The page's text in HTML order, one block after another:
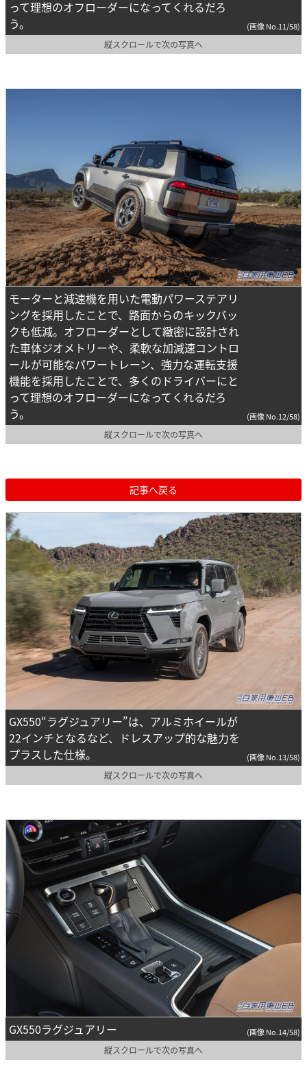
って理想のオフローダーになってくれるだろ
う。
(画像 No.11/58)
縦スクロールで次の写真へ
モーターと減速機を用いた電動パワーステアリ
ングを採用したことで、路面からのキックバッ
クも低減。オフローダーとして緻密に設計され
た車体ジオメトリーや、柔軟な加減速コントロ
ールが可能なパワートレーン、強力な運転支援
機能を採用したことで、多くのドライバーにと
って理想のオフローダーになってくれるだろ
う。
(画像 No.12/58)
縦スクロールで次の写真へ
記事へ戻る
GX550“ラグジュアリー”は、アルミホイールが
22インチとなるなど、ドレスアップ的な魅力を
プラスした仕様。
(画像 No.13/58)
縦スクロールで次の写真へ
GX550ラグジュアリー (画像 No.14/58)
縦スクロールで次の写真へ